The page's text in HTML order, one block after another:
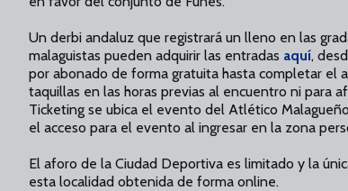
Un derbi andaluz que registrará un lleno en las
malaguistas pueden adquirir las entradas aquí,
por abonado de forma gratuita hasta completar el
taquillas en las horas previas al encuentro ni para
Ticketing se ubica el evento del Atlético
el acceso para el evento al ingresar en la zona
El aforo de la Ciudad Deportiva es limitado y la
esta localidad obtenida de forma online.